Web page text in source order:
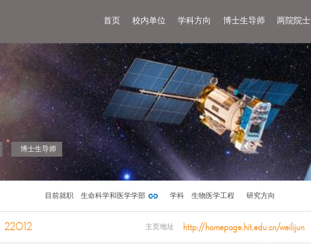
首页 校内单位 学科方向 博士生导师 两院院士
博士生导师
目前就职 生命科学和医学学部 学科 生物医学工程 研究方向
22012 主页地址 http://homepage.hit.edu.cn/weilijun